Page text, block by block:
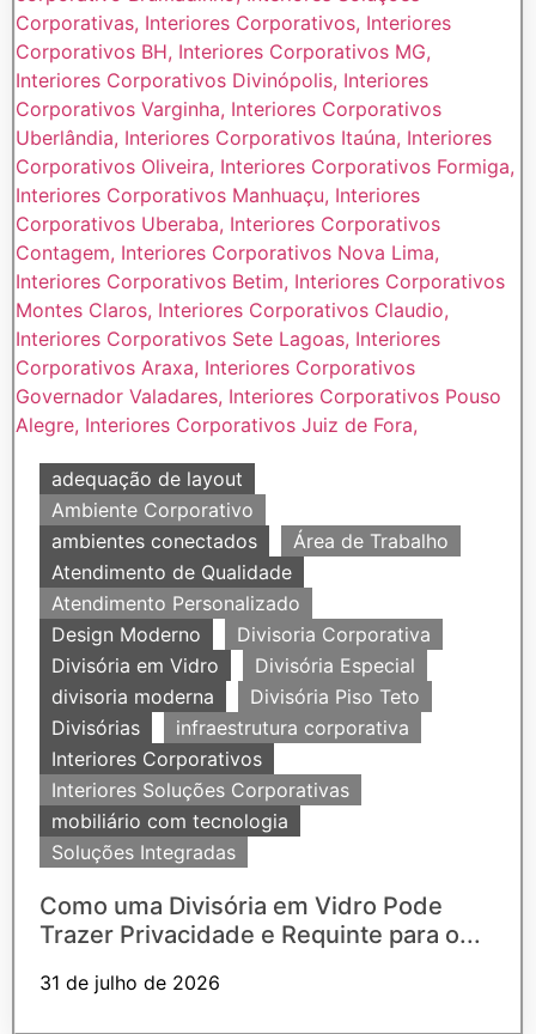
adequação de layout
Ambiente Corporativo
ambientes conectados
Área de Trabalho
Atendimento de Qualidade
Atendimento Personalizado
Design Moderno
Divisoria Corporativa
Divisória em Vidro
Divisória Especial
divisoria moderna
Divisória Piso Teto
Divisórias
infraestrutura corporativa
Interiores Corporativos
Interiores Soluções Corporativas
mobiliário com tecnologia
Soluções Integradas
Como uma Divisória em Vidro Pode
Trazer Privacidade e Requinte para o...
31 de julho de 2026